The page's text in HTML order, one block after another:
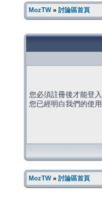
MozTW» 討論區首頁
您必須註冊後才能登
您已經明白我們的使
MozTW» 討論區首頁